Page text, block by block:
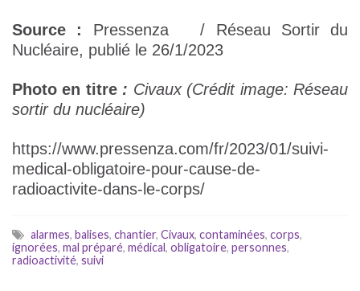
Source :
Pressenza / Réseau Sortir du
Nucléaire, publié le 26/1/2023
Photo en titre : Civaux (Crédit image: Réseau
sortir du nucléaire)
https://www.pressenza.com/fr/2023/01/suivi-
medical-obligatoire-pour-cause-de-
radioactivite-dans-le-corps/
alarmes, balises, chantier, Civaux, contaminées, corps,
ignorées, mal préparé, médical, obligatoire, personnes,
radioactivité, suivi